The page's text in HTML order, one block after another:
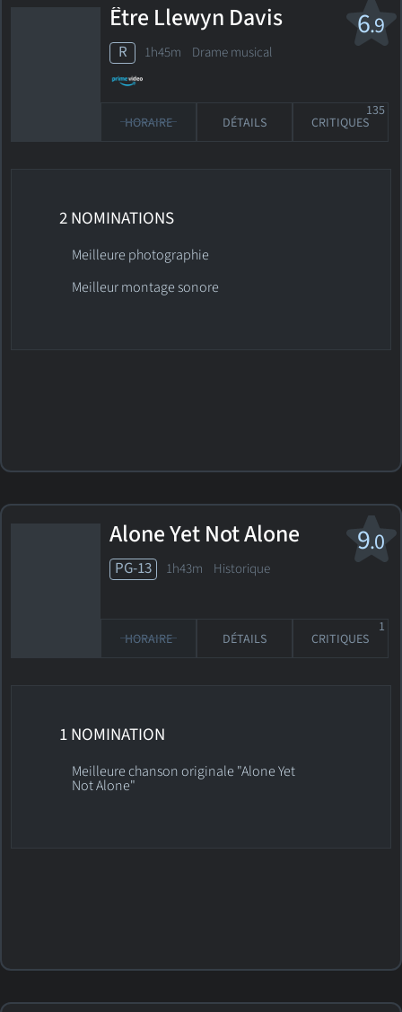
6.9
Être Llewyn Davis
R 1h45m Drame musical
HORAIRE DÉTAILS CRITIQUES
135
2 NOMINATIONS
Meilleure photographie
Meilleur montage sonore
9.0
Alone Yet Not Alone
PG-13 1h43m Historique
HORAIRE DÉTAILS CRITIQUES
1
1 NOMINATION
Meilleure chanson originale "Alone Yet
Not Alone"